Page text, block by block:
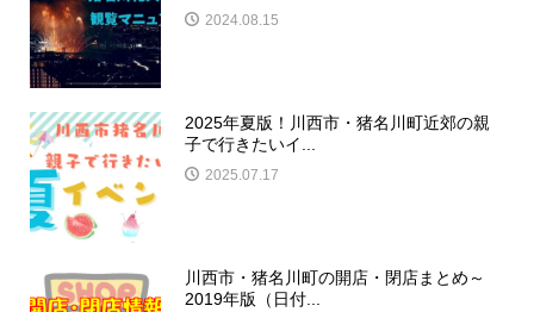
2024.08.15
2025年夏版！川西市・猪名川町近郊の親
子で行きたいイ...
2025.07.17
川西市・猪名川町の開店・閉店まとめ～
2019年版（日付...